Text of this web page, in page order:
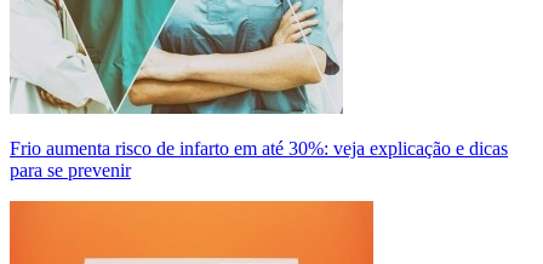
Frio aumenta risco de infarto em até 30%: veja explicação e dicas
para se prevenir